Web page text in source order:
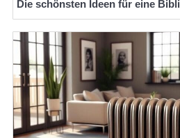
Die schönsten Ideen für eine